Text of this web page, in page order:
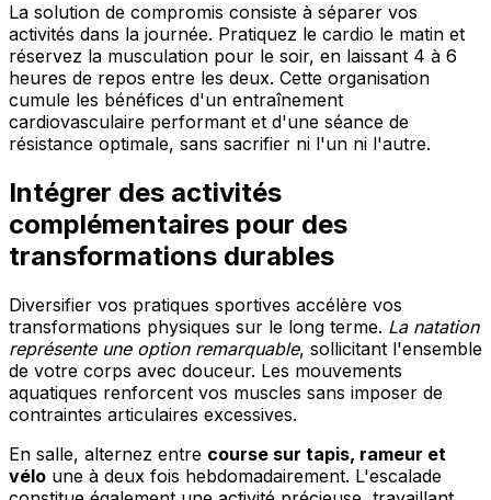
La solution de compromis consiste à séparer vos
activités dans la journée. Pratiquez le cardio le matin et
réservez la musculation pour le soir, en laissant 4 à 6
heures de repos entre les deux. Cette organisation
cumule les bénéfices d'un entraînement
cardiovasculaire performant et d'une séance de
résistance optimale, sans sacrifier ni l'un ni l'autre.
Intégrer des activités
complémentaires pour des
transformations durables
Diversifier vos pratiques sportives accélère vos
transformations physiques sur le long terme. La natation
représente une option remarquable, sollicitant l'ensemble
de votre corps avec douceur. Les mouvements
aquatiques renforcent vos muscles sans imposer de
contraintes articulaires excessives.
En salle, alternez entre course sur tapis, rameur et
vélo une à deux fois hebdomadairement. L'escalade